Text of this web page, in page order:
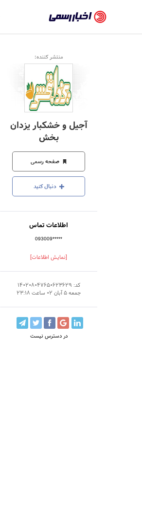
رسمی
-
اخبار
تایید
شده
شرکت‌ها،
سازمان‌ها
و
روابط
عمومی‌ها
منتشر کننده:
آجیل و خشکبار یزدان
بخش
صفحه رسمی
دنبال کنید
اطلاعات تماس
093009*****
[نمایش اطلاعات]
کد: 140208047650623629
جمعه 5 آبان 02 ساعت 23:18
در دسترس نیست